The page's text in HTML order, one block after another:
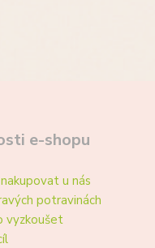
e-shopu
u nás
potravinách
vyzkoušet